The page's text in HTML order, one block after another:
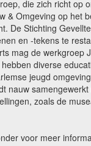
die zich richt op
& Omgeving op het
De Stichting
en -tekens te
mag de werkgroep
diverse
jeugd
nauw
zoals de
voor meer